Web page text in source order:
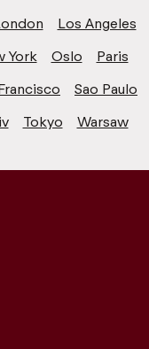
Los Angeles
York Oslo
Paris
Sao Paulo
Tokyo Warsaw